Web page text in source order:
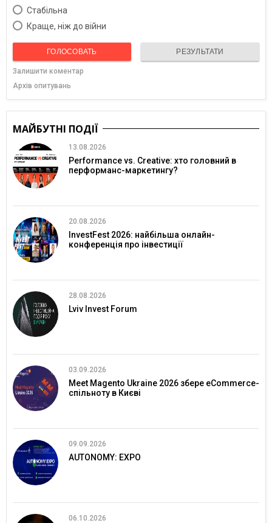
Cтабільна
Краще, ніж до війни
ГОЛОСОВАТЬ РЕЗУЛЬТАТИ
Залишити коментар
Архів опитувань
МАЙБУТНІ ПОДІЇ
13.08.2026
Performance vs. Creative: хто головний в
перформанс-маркетингу?
20.08.2026
InvestFest 2026: найбільша онлайн-
конференція про інвестиції
28.08.2026
Lviv Invest Forum
03.09.2026
Meet Magento Ukraine 2026 збере eCommerce-
спільноту в Києві
09.09.2026
AUTONOMY: EXPO
06.10.2026